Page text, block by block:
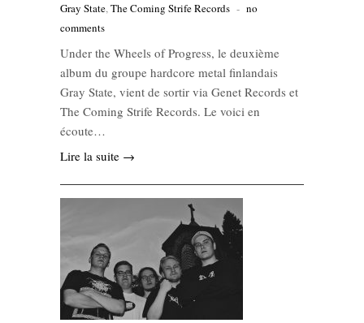
Gray State,The Coming Strife Records - no
comments
Under the Wheels of Progress, le deuxième
album du groupe hardcore metal finlandais
Gray State, vient de sortir via Genet Records et
The Coming Strife Records. Le voici en
écoute…
Lire la suite →